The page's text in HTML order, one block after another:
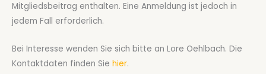
Mitgliedsbeitrag enthalten. Eine Anmeldung ist jedoch in
jedem Fall erforderlich.
Bei Interesse wenden Sie sich bitte an Lore Oehlbach. Die
Kontaktdaten finden Sie hier.